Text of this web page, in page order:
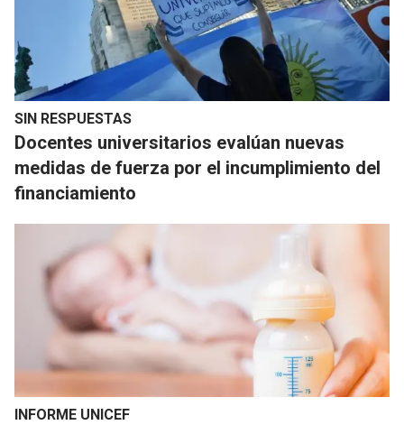
SIN RESPUESTAS
Docentes universitarios evalúan nuevas
medidas de fuerza por el incumplimiento del
financiamiento
INFORME UNICEF